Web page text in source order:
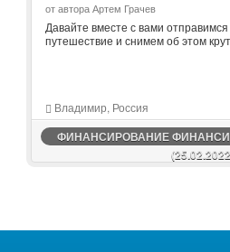
от автора Артем Грачев
Давайте вместе с вами отправимся
путешествие и снимем об этом
Владимир, Россия
ФИНАНСИРОВАНИЕ